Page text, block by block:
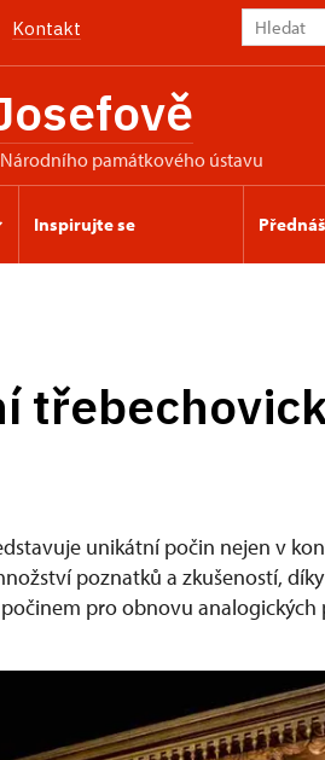
Kontakt
památkového ústavu
Inspirujte se
unikátní počin nejen v
poznatků a zkušeností,
pro obnovu analogických